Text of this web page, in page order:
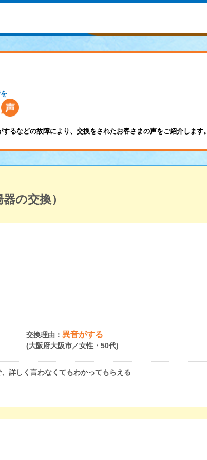
を
るなどの故障により、交換をされたお客さまの声をご紹介します。
の交換）
交換理由：異音がする
(大阪府大阪市／女性・50代)
詳しく言わなくてもわかってもらえる